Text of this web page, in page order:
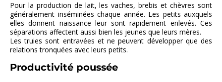
Pour la production de lait, les vaches, brebis et chèvres sont
généralement inséminées chaque année. Les petits auxquels
elles donnent naissance leur sont rapidement enlevés. Ces
séparations affectent aussi bien les jeunes que leurs mères.
Les truies sont entravées et ne peuvent développer que des
relations tronquées avec leurs petits.
Productivité poussée